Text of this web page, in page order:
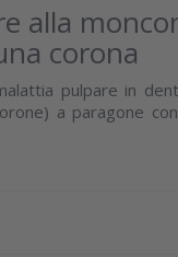
alla
corona
pulpare in
a paragone